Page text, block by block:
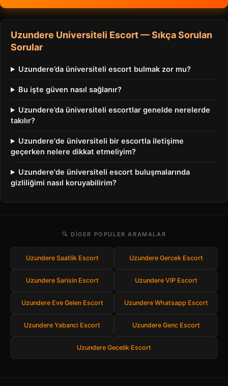
Uzundere Universiteli Escort — Sıkça Sorulan
Sorular
Uzundere’da üniversiteli escort bulmak zor mu?
Bu işte güven nasıl sağlanır?
Uzundere’da üniversiteli escortlar genelde nerelerde
takılır?
Uzundere'de üniversiteli bir escortla iletişime
geçerken nelere dikkat etmeliyim?
Uzundere'de üniversiteli escort buluşmalarında
gizliliğimi nasıl koruyabilirim?
🔍 DIGER POPULER ARAMALAR
Uzundere Saatlik Escort Uzundere Gercek Escort
Uzundere Sarisin Escort Uzundere VIP Escort
Uzundere Eve Gelen Escort Uzundere Whatsapp Escort
Uzundere Yabanci Escort Uzundere Genc Escort
Uzundere Gecelik Escort